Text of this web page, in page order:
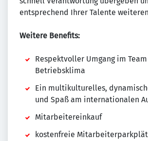
entsprechend Ihrer Talente
Weitere Benefits:
Respektvoller Umgang im
Betriebsklima
Ein multikulturelles,
und Spaß am internationalen
Mitarbeitereinkauf
kostenfreie